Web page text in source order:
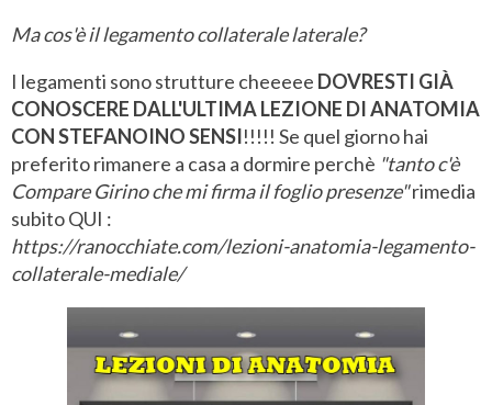
Ma cos'è il legamento collaterale laterale?
I legamenti sono strutture cheeeee DOVRESTI GIÀ
CONOSCERE DALL'ULTIMA LEZIONE DI ANATOMIA
CON STEFANOINO SENSI!!!!! Se quel giorno hai
preferito rimanere a casa a dormire perchè "tanto c'è
Compare Girino che mi firma il foglio presenze"rimedia
subito QUI :
https://ranocchiate.com/lezioni-anatomia-legamento-
collaterale-mediale/